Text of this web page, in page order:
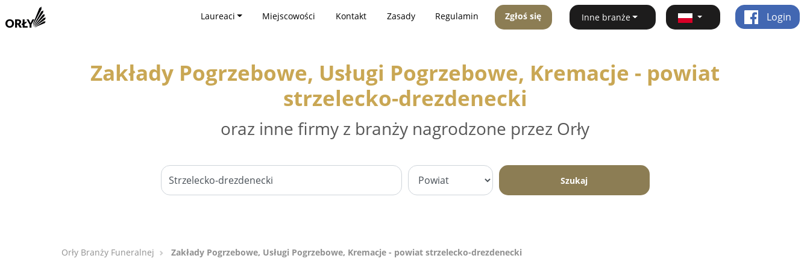
Laureaci Miejscowości Kontakt Zasady Regulamin Zgłoś się Inne branże Login
Zakłady Pogrzebowe, Usługi Pogrzebowe, Kremacje - powiat
strzelecko-drezdenecki
oraz inne firmy z branży nagrodzone przez Orły
Szukaj
Orły Branży Funeralnej Zakłady Pogrzebowe, Usługi Pogrzebowe, Kremacje - powiat strzelecko-drezdenecki